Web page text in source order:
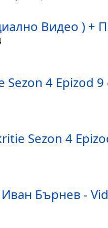
в богато римо-
място не е известно.
да се качи на кораб,
свещеник
Видео ) +
4 Epizod 9
Sezon 4
Бърнев -